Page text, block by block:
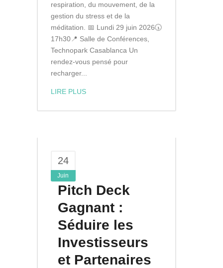
respiration, du mouvement, de la
gestion du stress et de la
méditation. 📅 Lundi 29 juin 2026🕠
17h30📍 Salle de Conférences,
Technopark Casablanca Un
rendez-vous pensé pour
recharger...
LIRE PLUS
24
Juin
Pitch Deck
Gagnant :
Séduire les
Investisseurs
et Partenaires